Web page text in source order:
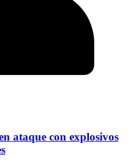
ataque con explosivos